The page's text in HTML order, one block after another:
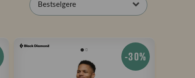
Bestselgere
-30%